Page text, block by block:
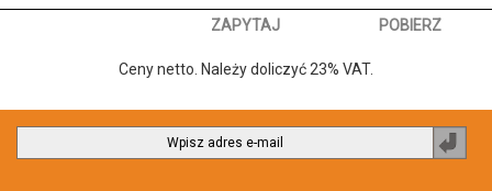
ZAPYTAJ POBIERZ
Ceny netto. Należy doliczyć 23% VAT.